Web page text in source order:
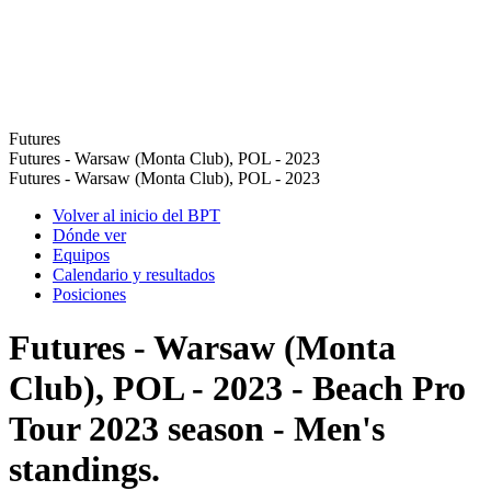
Futures
Futures - Warsaw (Monta Club), POL - 2023
Futures - Warsaw (Monta Club), POL - 2023
Volver al inicio del BPT
Dónde ver
Equipos
Calendario y resultados
Posiciones
Futures - Warsaw (Monta
Club), POL - 2023 - Beach Pro
Tour 2023 season - Men's
standings.